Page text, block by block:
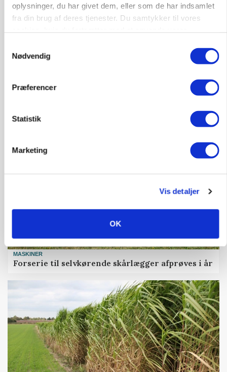
oplysninger, du har givet dem, eller som de har indsamlet
fra din brug af deres tjenester. Du samtykker til vores
Nødvendig
Præferencer
Statistik
Marketing
Vis detaljer
OK
Det er en uskik at udlægge et røgslør om
økoproduktion
Annonce
PLANTER
18 montører står klar i høsten: Sådan holder PN
MASKINER
Forserie til selvkørende skårlægger afprøves i år